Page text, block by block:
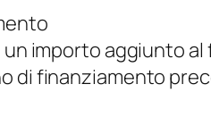
importo aggiunto
di finanziamento